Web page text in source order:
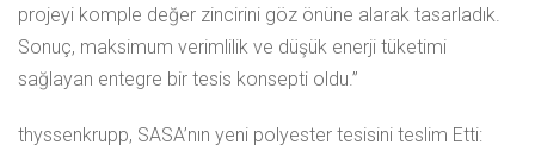
projeyi komple değer zincirini göz önüne alarak tasarladık.
Sonuç, maksimum verimlilik ve düşük enerji tüketimi
sağlayan entegre bir tesis konsepti oldu.”
thyssenkrupp, SASA’nın yeni polyester tesisini teslim Etti: